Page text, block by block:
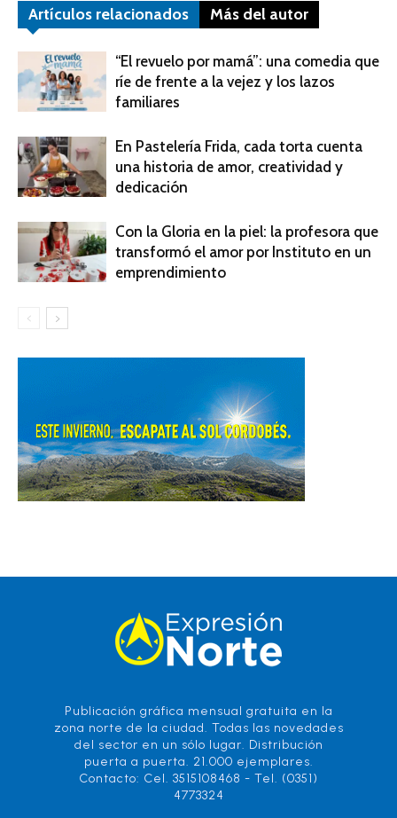
Artículos relacionados Más del autor
“El revuelo por mamá”: una comedia que
ríe de frente a la vejez y los lazos
familiares
En Pastelería Frida, cada torta cuenta
una historia de amor, creatividad y
dedicación
Con la Gloria en la piel: la profesora que
transformó el amor por Instituto en un
emprendimiento
Publicación gráfica mensual gratuita en la
zona norte de la ciudad. Todas las novedades
del sector en un sólo lugar. Distribución
puerta a puerta. 21.000 ejemplares.
Contacto: Cel. 3515108468 - Tel. (0351)
4773324